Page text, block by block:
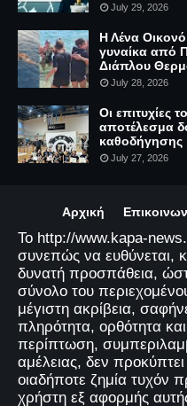
July 29, 2026
Η Λένα
γυναίκα από
Διάπλου
July 28, 2026
Οι επιτυχίες
αποτέλεσμα
καθοδήγησης
July 27, 2026
Αρχική
Το http://www.kapa-
συνεπώς να ευθύνεται,
δυνατή προσπάθεια,
σύνολο του
μέγιστη ακρίβεια,
πληρότητα, ορθότητα
περίπτωση,
αμέλειας, δεν
οιαδήποτε ζημία τυχόν
χρήστη εξ αφορμής